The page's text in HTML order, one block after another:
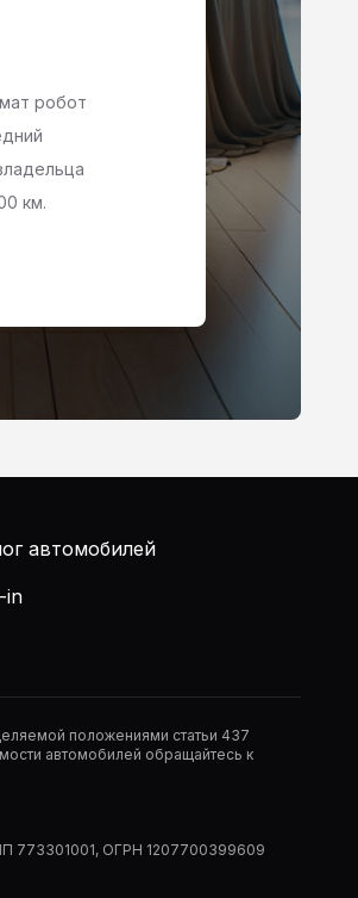
робот
км.
автомобилей
in
положениями статьи 437
автомобилей обращайтесь к
773301001, ОГРН 1207700399609